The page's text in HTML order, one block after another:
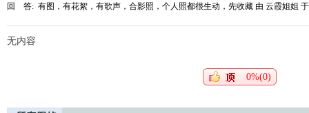
回 答: 有图，有花絮，有歌声，合影照，个人照都很生动，先收藏 由 云霞姐姐
无内容
0%(0)